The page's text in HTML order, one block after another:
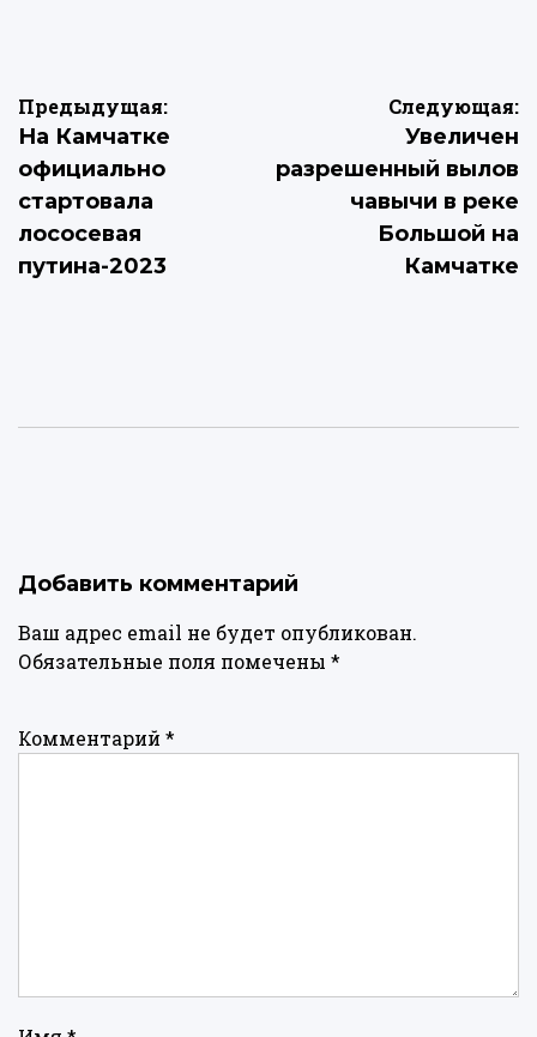
Навигация
по
записям
Предыдущая:
На Камчатке
официально
стартовала
лососевая
путина-2023
Следующая:
Увеличен
разрешенный вылов
чавычи в реке
Большой на
Камчатке
Добавить комментарий
Ваш адрес email не будет опубликован.
Обязательные поля помечены *
Комментарий *